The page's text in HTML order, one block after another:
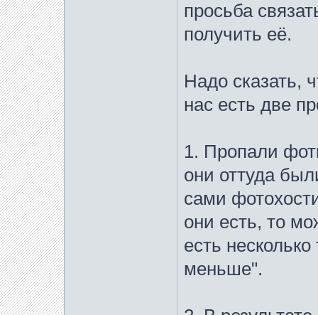
просьба
получить её.
Надо сказать,
нас есть две
1. Пропали
они оттуда
сами
они есть, то
есть
меньше".